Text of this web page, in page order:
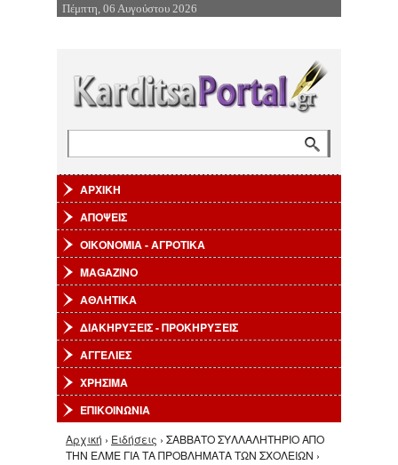
Επιστροφή στην Πλοήγηση
Πέμπτη, 06 Αυγούστου 2026
ΑΡΧΙΚΗ
ΑΠΟΨΕΙΣ
ΟΙΚΟΝΟΜΙΑ - ΑΓΡΟΤΙΚΑ
MAGAZINO
ΑΘΛΗΤΙΚΑ
ΔΙΑΚΗΡΥΞΕΙΣ - ΠΡΟΚΗΡΥΞΕΙΣ
ΑΓΓΕΛΙΕΣ
ΧΡΗΣΙΜΑ
ΕΠΙΚΟΙΝΩΝΙΑ
Είστε εδώ
Αρχική › Ειδήσεις › ΣΑΒΒΑΤΟ ΣΥΛΛΑΛΗΤΗΡΙΟ ΑΠΟ
ΤΗΝ ΕΛΜΕ ΓΙΑ ΤΑ ΠΡΟΒΛΗΜΑΤΑ ΤΩΝ ΣΧΟΛΕΙΩΝ ›